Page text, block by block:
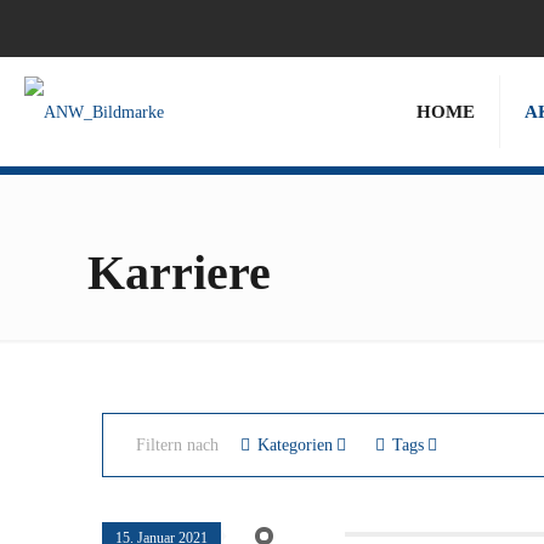
HOME
Karriere
Filtern nach Kategorien Tags
15. Januar 2021